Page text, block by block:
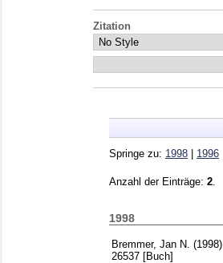
Zitation
Springe zu: 1998 1996
Anzahl der Einträge: 2
1998
Bremmer, Jan N. (1998)
26537 [Buch]